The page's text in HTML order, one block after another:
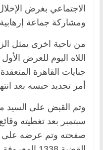
الاجتماعي بغرض
ومشاركة جماعة
من ناحية اخرى يمثل
اللاه اليوم للعرض
جنايات القاهرة
أمر تجديد حبسه بعد
سبتمبر بعد تغطيته